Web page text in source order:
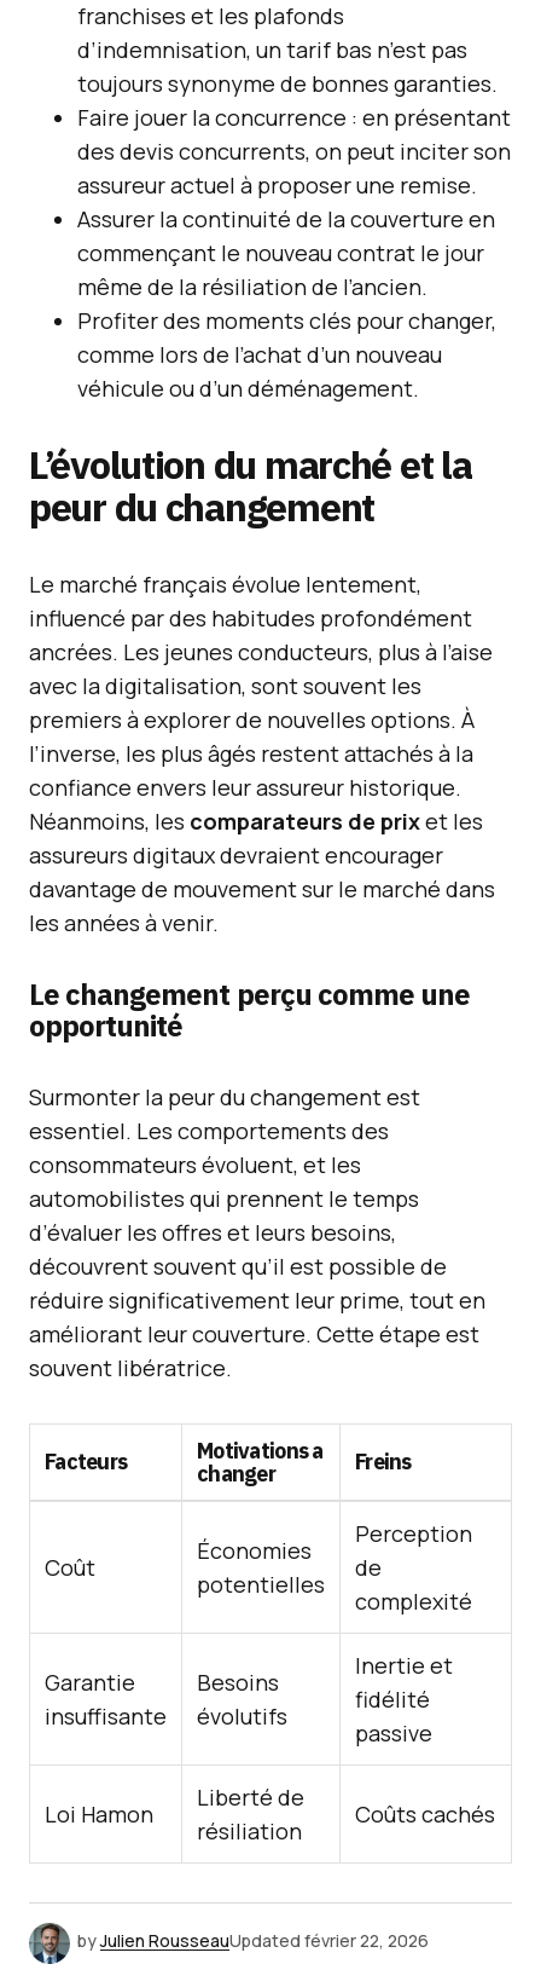
franchises et les plafonds
d’indemnisation, un tarif bas n’est pas
toujours synonyme de bonnes garanties.
Faire jouer la concurrence : en présentant
des devis concurrents, on peut inciter son
assureur actuel à proposer une remise.
Assurer la continuité de la couverture en
commençant le nouveau contrat le jour
même de la résiliation de l’ancien.
Profiter des moments clés pour changer,
comme lors de l’achat d’un nouveau
véhicule ou d’un déménagement.
L’évolution du marché et la
peur du changement
Le marché français évolue lentement,
influencé par des habitudes profondément
ancrées. Les jeunes conducteurs, plus à l’aise
avec la digitalisation, sont souvent les
premiers à explorer de nouvelles options. À
l’inverse, les plus âgés restent attachés à la
confiance envers leur assureur historique.
Néanmoins, les comparateurs de prixet les
assureurs digitaux devraient encourager
davantage de mouvement sur le marché dans
les années à venir.
Le changement perçu comme une
opportunité
Surmonter la peur du changement est
essentiel. Les comportements des
consommateurs évoluent, et les
automobilistes qui prennent le temps
d’évaluer les offres et leurs besoins,
découvrent souvent qu’il est possible de
réduire significativement leur prime, tout en
améliorant leur couverture. Cette étape est
souvent libératrice.
Facteurs
Motivations a
changer
Freins
Coût
Économies
potentielles
Perception
de
complexité
Garantie
insuffisante
Besoins
évolutifs
Inertie et
fidélité
passive
Loi Hamon
Liberté de
résiliation
Coûts cachés
byJulien RousseauUpdated février 22, 2026